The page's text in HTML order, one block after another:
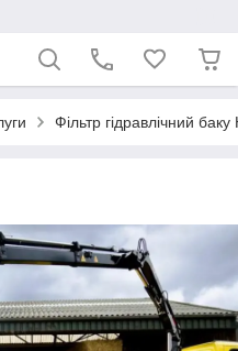
Фільтр гідравлічний баку